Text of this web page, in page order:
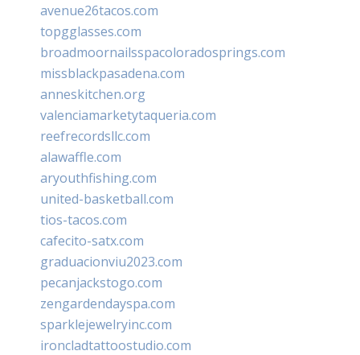
avenue26tacos.com
topgglasses.com
broadmoornailsspacoloradosprings.com
missblackpasadena.com
anneskitchen.org
valenciamarketytaqueria.com
reefrecordsllc.com
alawaffle.com
aryouthfishing.com
united-basketball.com
tios-tacos.com
cafecito-satx.com
graduacionviu2023.com
pecanjackstogo.com
zengardendayspa.com
sparklejewelryinc.com
ironcladtattoostudio.com